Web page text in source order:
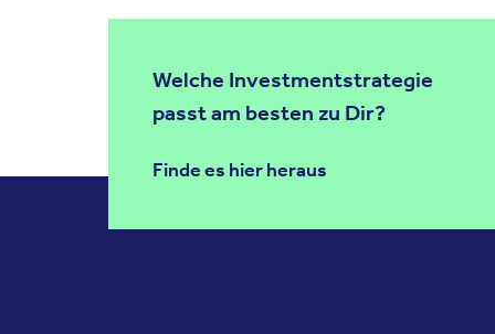
Welche Investmentstrategie
passt am besten zu Dir?
Finde es hier heraus